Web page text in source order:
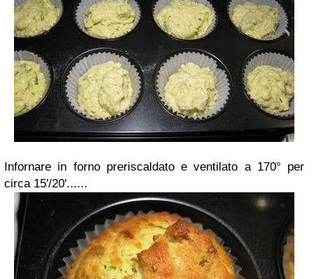
Infornare in forno preriscaldato e ventilato a 170° per
circa 15'/20'......